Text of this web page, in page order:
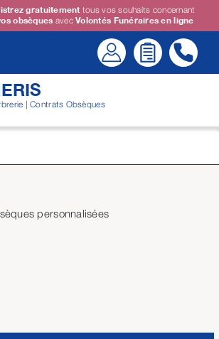
gratuitement tous vos souhaits concernant
obsèques avecVolontés Funéraires en ligne
| Contrats Obsèques
personnalisées